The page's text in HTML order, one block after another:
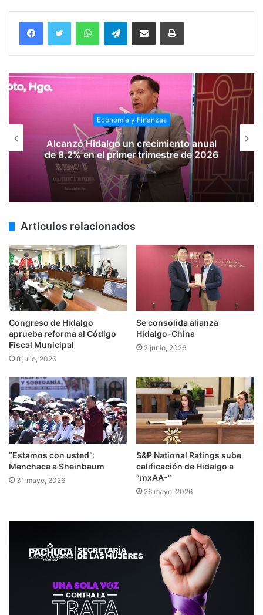
WhatsAppTelegramCompartir vía email Imprimir
Economía y Finanzas
Alcanzó Hidalgo un crecimiento anual
de 8.2% en el primer trimestre de 2026
Artículos relacionados
Congreso de Hidalgo
aprueba reforma al Código
Fiscal Municipal
8 julio, 2026
Se consolida alianza
Hidalgo-China
2 junio, 2026
“Estamos con usted”:
Menchaca a Sheinbaum
31 mayo, 2026
S&P National Ratings sube
calificación de Hidalgo a
“mxAA-”
26 mayo, 2026